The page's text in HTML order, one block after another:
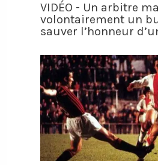
VIDÉO - Un arbitre
volontairement un
sauver l’honneur